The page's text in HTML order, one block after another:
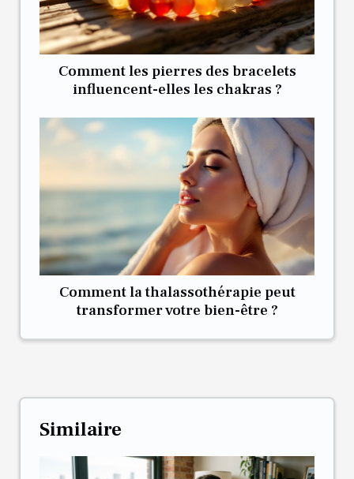
Comment les pierres des bracelets
influencent-elles les chakras ?
Comment la thalassothérapie peut
transformer votre bien-être ?
Similaire